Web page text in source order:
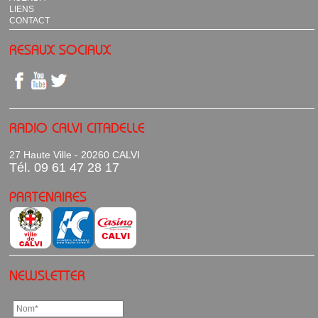
LIENS
CONTACT
RESAUX SOCIAUX
RADIO CALVI CITADELLE
27 Haute Ville - 20260 CALVI
Tél. 09 61 47 28 17
PARTENAIRES
NEWSLETTER